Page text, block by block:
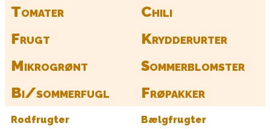
Tomater
Chili
Frugt
Krydderurter
Mikrogrønt
Sommerblomster
Bi/sommerfugl
Frøpakker
Rodfrugter Bælgfrugter